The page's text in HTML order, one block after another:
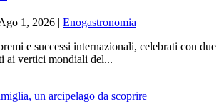
1, 2026 | Enogastronomia
e successi internazionali, celebrati con due
ai vertici mondiali del...